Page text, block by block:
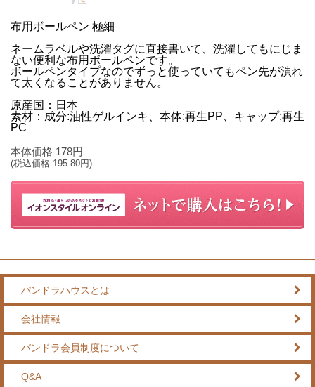
布用ボールペン 極細
ネームラベルや洗濯タグに直接書いて、洗濯してもにじま
ない便利な布用ボールペンです。
ボールペンタイプなのでずっと使っていてもペン先が潰れ
て太くなることがありません。
原産国：日本
素材：成分:油性ゲルインキ、本体:再生PP、キャップ:再生
PC
本体価格 178円
(税込価格 195.80円)
パンドラハウスとは
会社情報
パンドラ会員制度について
Q&A